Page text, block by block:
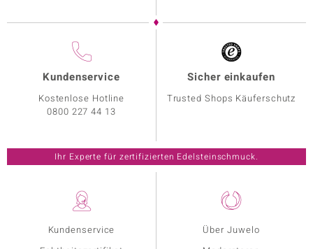
Kundenservice
Über Juwelo
Kundenservice
Kostenlose Hotline
0800 227 44 13
Sicher einkaufen
Trusted Shops Käuferschutz
Ihr Experte für zertifizierten Edelsteinschmuck.